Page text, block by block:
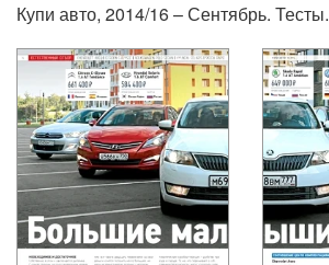
Купи авто, 2014/16 – Сентябрь. Тесты.